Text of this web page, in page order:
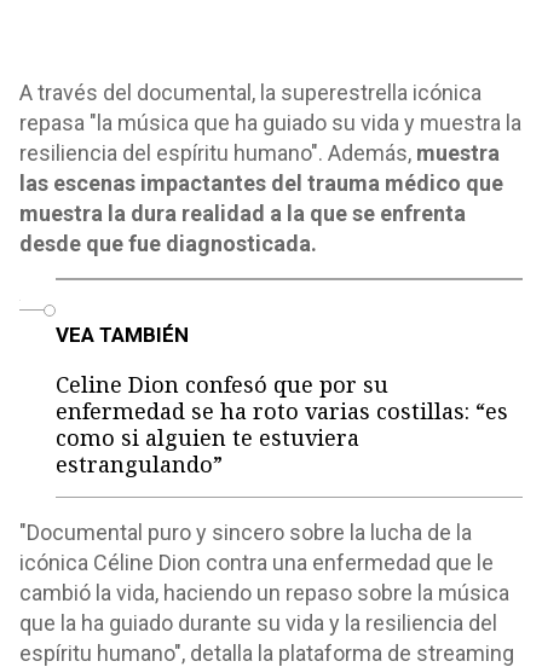
A través del documental, la superestrella icónica
repasa "la música que ha guiado su vida y muestra la
resiliencia del espíritu humano". Además, muestra
las escenas impactantes del trauma médico que
muestra la dura realidad a la que se enfrenta
desde que fue diagnosticada.
VEA TAMBIÉN
Celine Dion confesó que por su
enfermedad se ha roto varias costillas: “es
como si alguien te estuviera
estrangulando”
"Documental puro y sincero sobre la lucha de la
icónica Céline Dion contra una enfermedad que le
cambió la vida, haciendo un repaso sobre la música
que la ha guiado durante su vida y la resiliencia del
espíritu humano", detalla la plataforma de streaming